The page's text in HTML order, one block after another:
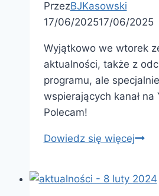
PrzezBJKasowski
17/06/202517/06/2025
Wyjątkowo we wtorek
aktualności, także z
programu, ale
wspierających kanał na
Polecam!
Dowiedz się więcej
17